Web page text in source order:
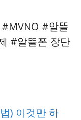
#알뜰
#알뜰폰 장단
) 이것만 하